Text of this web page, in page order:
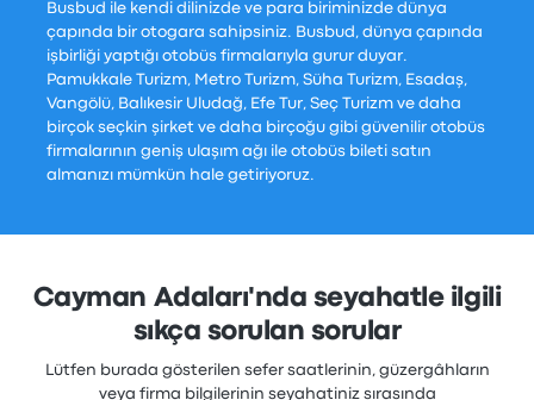
Busbud ile kendi dilinizde ve para biriminizde dünya
çapında bir otogara sahipsiniz. Busbud, dünya çapında
işbirliği yaptığı otobüs firmalarıyla gurur duyar.
Pamukkale Turizm, Metro Turizm, Süha Turizm, Esadaş,
Vangölü, Balıkesir Uludağ, Efe Tur, Seç Turizm ve daha
birçok seçkin şirket ve daha birçoğu gibi güvenilir otobüs
firmalarının geniş ulaşım ağı ile otobüs bileti satın
almanızı mümkün hale getiriyoruz.
Cayman Adaları'nda seyahatle ilgili
sıkça sorulan sorular
Lütfen burada gösterilen sefer saatlerinin, güzergâhların
veya firma bilgilerinin seyahatiniz sırasında